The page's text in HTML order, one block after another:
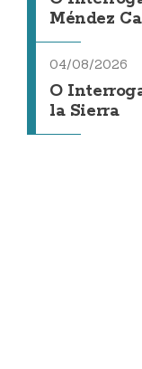
Méndez
04/08/2026
O
la Sierra